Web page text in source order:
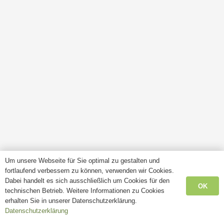
Um unsere Webseite für Sie optimal zu gestalten und
fortlaufend verbessern zu können, verwenden wir Cookies.
Dabei handelt es sich ausschließlich um Cookies für den
technischen Betrieb. Weitere Informationen zu Cookies
erhalten Sie in unserer Datenschutzerklärung.
Datenschutzerklärung
OK